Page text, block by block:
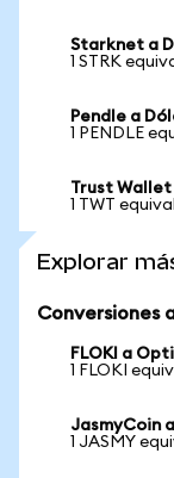
Starknet a
1 STRK
Pendle a
1 PENDLE
Trust
1 TWT
Explorar
Conversiones
FLOKI a
1 FLOKI
JasmyCoin
1 JASMY